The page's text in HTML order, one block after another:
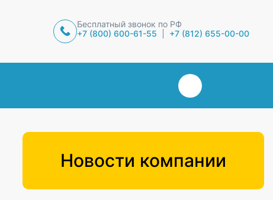
Бесплатный звонок по РФ
+7 (800) 600-61-55
+7 (812) 655-00-00
Новости компании